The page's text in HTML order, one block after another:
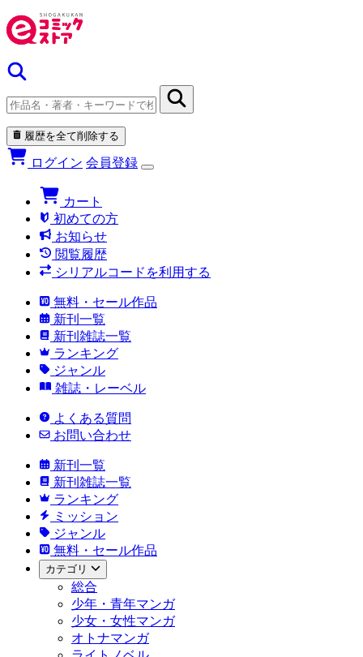
履歴を全て削除する
ログイン 会員登録
カート
初めての方
お知らせ
閲覧履歴
シリアルコードを利用する
無料・セール作品
新刊一覧
新刊雑誌一覧
ランキング
ジャンル
雑誌・レーベル
よくある質問
お問い合わせ
新刊一覧
新刊雑誌一覧
ランキング
ミッション
ジャンル
無料・セール作品
カテゴリ
総合
少年・青年マンガ
少女・女性マンガ
オトナマンガ